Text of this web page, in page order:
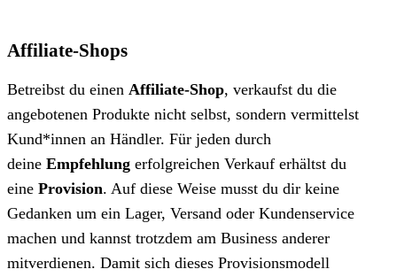
Affiliate-Shops
Betreibst du einen Affiliate-Shop, verkaufst du die
angebotenen Produkte nicht selbst, sondern vermittelst
Kund*innen an Händler. Für jeden durch
deine Empfehlung erfolgreichen Verkauf erhältst du
eine Provision. Auf diese Weise musst du dir keine
Gedanken um ein Lager, Versand oder Kundenservice
machen und kannst trotzdem am Business anderer
mitverdienen. Damit sich dieses Provisionsmodell